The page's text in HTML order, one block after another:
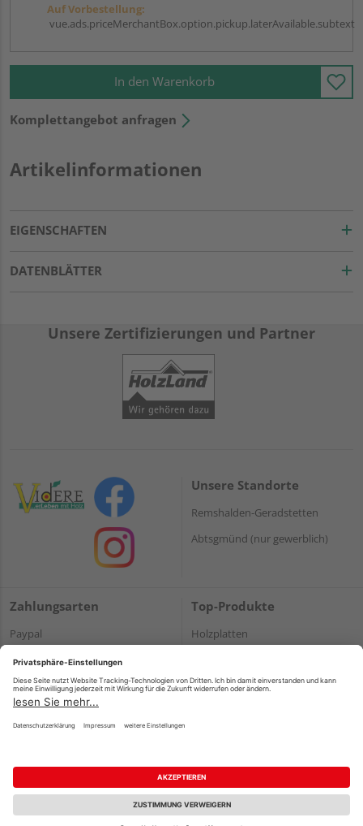
Auf Vorbestellung:
vue.ads.priceMerchantBox.option.pickup.laterAvailable.subtext
In den Warenkorb
Komplettangebot anfragen
Artikelinformationen
EIGENSCHAFTEN
DATENBLÄTTER
Unsere Zertifizierungen und Partner
Unsere Standorte
Remshalden-Geradstetten
Abtsgmünd (nur gewerblich)
Zahlungsarten
Paypal
Onlineüberweisung
Kreditkarte
Rechnung*
Top-Produkte
Holzplatten
Terrassendielen
Datenschutz AGB
Barrierefreiheitserklärung